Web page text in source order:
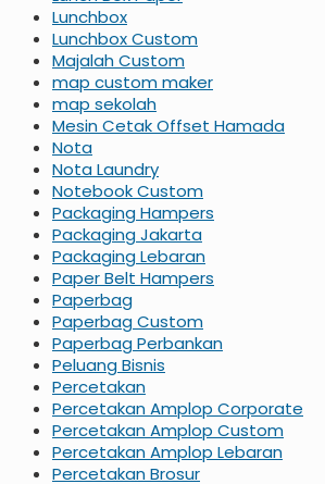
Lunchbox
Lunchbox Custom
Majalah Custom
map custom maker
map sekolah
Mesin Cetak Offset Hamada
Nota
Nota Laundry
Notebook Custom
Packaging Hampers
Packaging Jakarta
Packaging Lebaran
Paper Belt Hampers
Paperbag
Paperbag Custom
Paperbag Perbankan
Peluang Bisnis
Percetakan
Percetakan Amplop Corporate
Percetakan Amplop Custom
Percetakan Amplop Lebaran
Percetakan Brosur